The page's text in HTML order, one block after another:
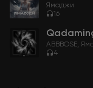
Ямаджи
16
ABBBOSE
4